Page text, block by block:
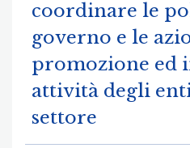
coordinare le
governo e le
promozione ed
attività degli
settore